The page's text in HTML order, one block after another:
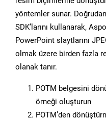
yöntemler sunar. Doğrudan
SDK’larını kullanarak,
PowerPoint slaytlarını
olmak üzere birden fazla
olanak tanır.
POTM belgesini
örneği oluşturun
POTM’den